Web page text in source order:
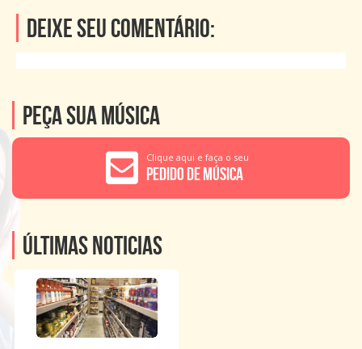
Deixe seu comentário:
Peça sua música
Clique aqui e faça o seu
Pedido de Música
Últimas noticias